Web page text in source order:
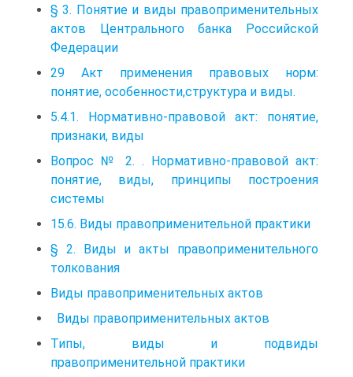
§ 3. Понятие и виды правоприменительных
актов Центрального банка Российской
Федерации
29 Акт применения правовых норм:
понятие, особенности,структура и виды.
5.4.1. Нормативно-правовой акт: понятие,
признаки, виды
Вопрос № 2. . Нормативно-правовой акт:
понятие, виды, принципы построения
системы
15.6. Виды правоприменительной практики
§ 2. Виды и акты правоприменительного
толкования
Виды правоприменительных актов
Виды правоприменительных актов
Типы, виды и подвиды
правоприменительной практики